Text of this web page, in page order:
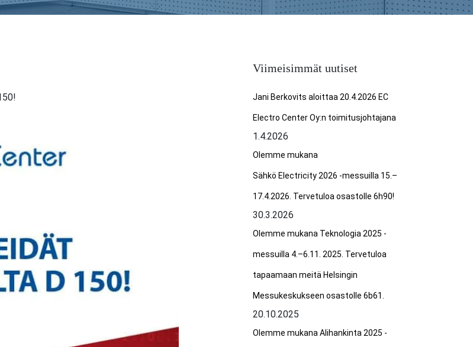
Viimeisimmät uutiset
Jani Berkovits aloittaa 20.4.2026 EC
Electro Center Oy:n toimitusjohtajana
1.4.2026
Olemme mukana
Sähkö Electricity 2026 -messuilla 15.–
17.4.2026. Tervetuloa osastolle 6h90!
30.3.2026
Olemme mukana Teknologia 2025 -
messuilla 4.–6.11. 2025. Tervetuloa
tapaamaan meitä Helsingin
Messukeskukseen osastolle 6b61.
20.10.2025
Olemme mukana Alihankinta 2025 -